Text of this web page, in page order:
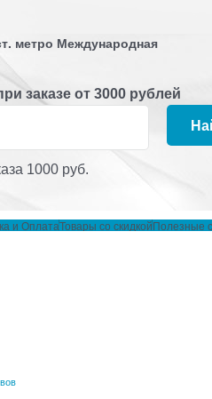
метро Международная
заказе от 3000 рублей
1000 руб.
и ОплатаТовары со скидкойПолезные